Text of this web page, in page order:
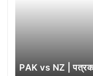
PAK vs NZ |